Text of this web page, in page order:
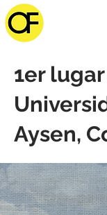
1er
Aysen,